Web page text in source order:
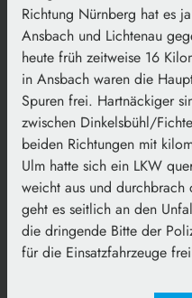
Richtung Nürnberg hat es
Ansbach und Lichtenau
heute früh zeitweise 16
in Ansbach waren die
Spuren frei. Hartnäckiger
zwischen Dinkelsbühl/
beiden Richtungen mit
Ulm hatte sich ein LKW
weicht aus und durchbrach
geht es seitlich an den
die dringende Bitte der
für die Einsatzfahrzeuge